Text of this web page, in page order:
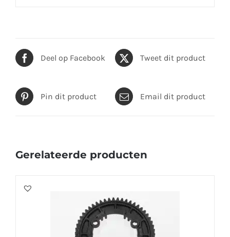
Deel op Facebook Tweet dit product
Pin dit product Email dit product
Gerelateerde producten